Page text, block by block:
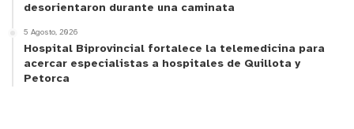
desorientaron durante una caminata
5 Agosto, 2026
Hospital Biprovincial fortalece la telemedicina para
acercar especialistas a hospitales de Quillota y
Petorca